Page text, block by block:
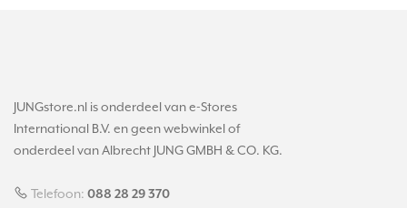
JUNGstore.nl is onderdeel van e-Stores
International B.V. en geen webwinkel of
onderdeel van Albrecht JUNG GMBH & CO. KG.
Telefoon: 088 28 29 370